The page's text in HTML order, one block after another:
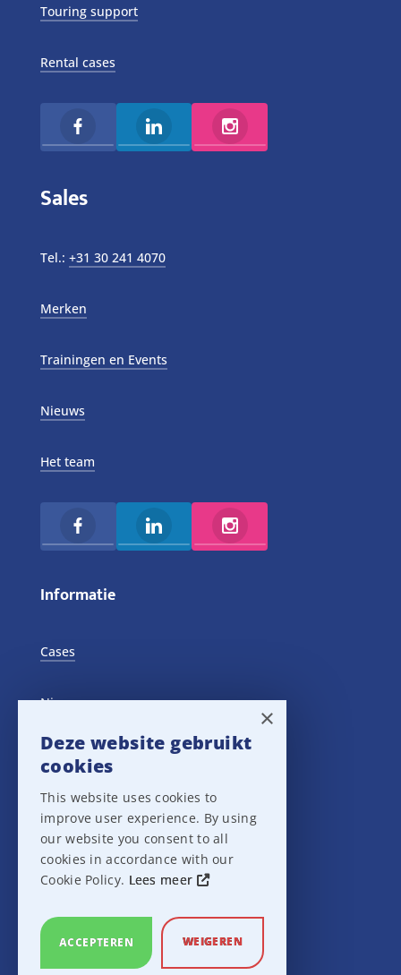
Touring support
Rental cases
Sales
Tel.: +31 30 241 4070
Merken
Trainingen en Events
Nieuws
Het team
Informatie
Cases
Nieuws
Training Events
Privacy verklaring
Disclaimer
×
Deze website gebruikt
cookies
This website uses cookies to
improve user experience. By using
our website you consent to all
cookies in accordance with our
Cookie Policy. Lees meer
ACCEPTEREN WEIGEREN